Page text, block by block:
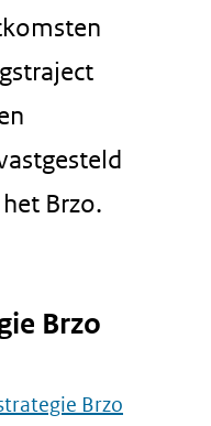
Brzo.
Brzo
Brzo